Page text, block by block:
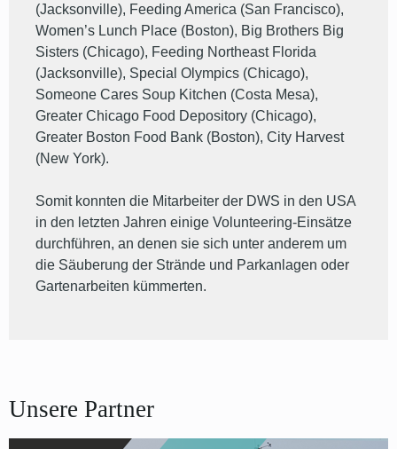
(Jacksonville), Feeding America (San Francisco),
Women’s Lunch Place (Boston), Big Brothers Big
Sisters (Chicago), Feeding Northeast Florida
(Jacksonville), Special Olympics (Chicago),
Someone Cares Soup Kitchen (Costa Mesa),
Greater Chicago Food Depository (Chicago),
Greater Boston Food Bank (Boston), City Harvest
(New York).
Somit konnten die Mitarbeiter der DWS in den USA
in den letzten Jahren einige Volunteering-Einsätze
durchführen, an denen sie sich unter anderem um
die Säuberung der Strände und Parkanlagen oder
Gartenarbeiten kümmerten.
Unsere Partner